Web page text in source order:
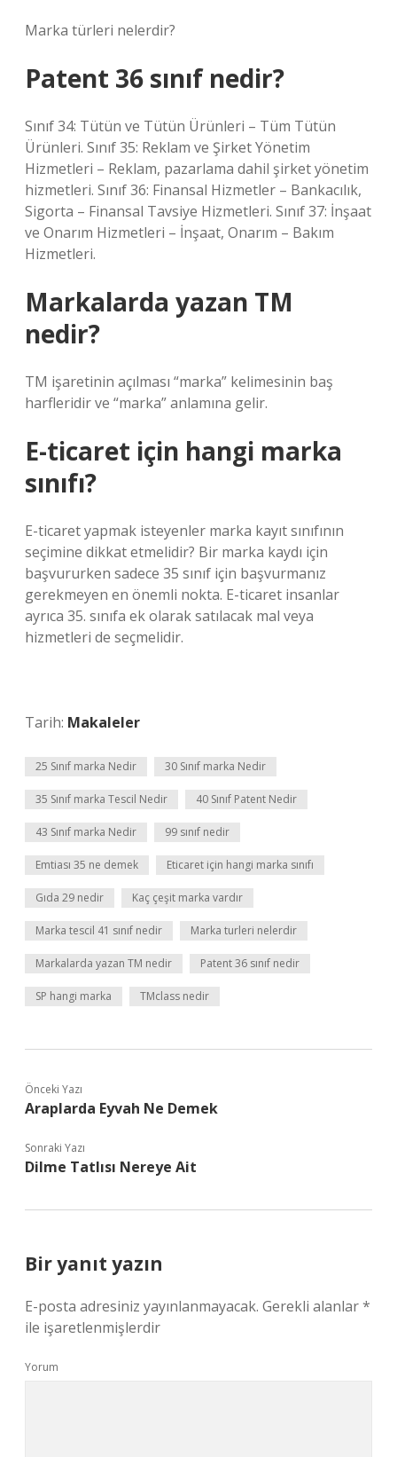
Marka türleri nelerdir?
Patent 36 sınıf nedir?
Sınıf 34: Tütün ve Tütün Ürünleri – Tüm Tütün
Ürünleri. Sınıf 35: Reklam ve Şirket Yönetim
Hizmetleri – Reklam, pazarlama dahil şirket yönetim
hizmetleri. Sınıf 36: Finansal Hizmetler – Bankacılık,
Sigorta – Finansal Tavsiye Hizmetleri. Sınıf 37: İnşaat
ve Onarım Hizmetleri – İnşaat, Onarım – Bakım
Hizmetleri.
Markalarda yazan TM
nedir?
TM işaretinin açılması “marka” kelimesinin baş
harfleridir ve “marka” anlamına gelir.
E-ticaret için hangi marka
sınıfı?
E-ticaret yapmak isteyenler marka kayıt sınıfının
seçimine dikkat etmelidir? Bir marka kaydı için
başvururken sadece 35 sınıf için başvurmanız
gerekmeyen en önemli nokta. E-ticaret insanlar
ayrıca 35. sınıfa ek olarak satılacak mal veya
hizmetleri de seçmelidir.
Tarih: Makaleler
25 Sınıf marka Nedir 30 Sınıf marka Nedir
35 Sınıf marka Tescil Nedir 40 Sınıf Patent Nedir
43 Sınıf marka Nedir 99 sınıf nedir
Emtiası 35 ne demek Eticaret için hangi marka sınıfı
Gıda 29 nedir Kaç çeşit marka vardır
Marka tescil 41 sınıf nedir Marka turleri nelerdir
Markalarda yazan TM nedir Patent 36 sınıf nedir
SP hangi marka TMclass nedir
Önceki Yazı
Araplarda Eyvah Ne Demek
Sonraki Yazı
Dilme Tatlısı Nereye Ait
Bir yanıt yazın
E-posta adresiniz yayınlanmayacak. Gerekli alanlar*
ile işaretlenmişlerdir
Yorum